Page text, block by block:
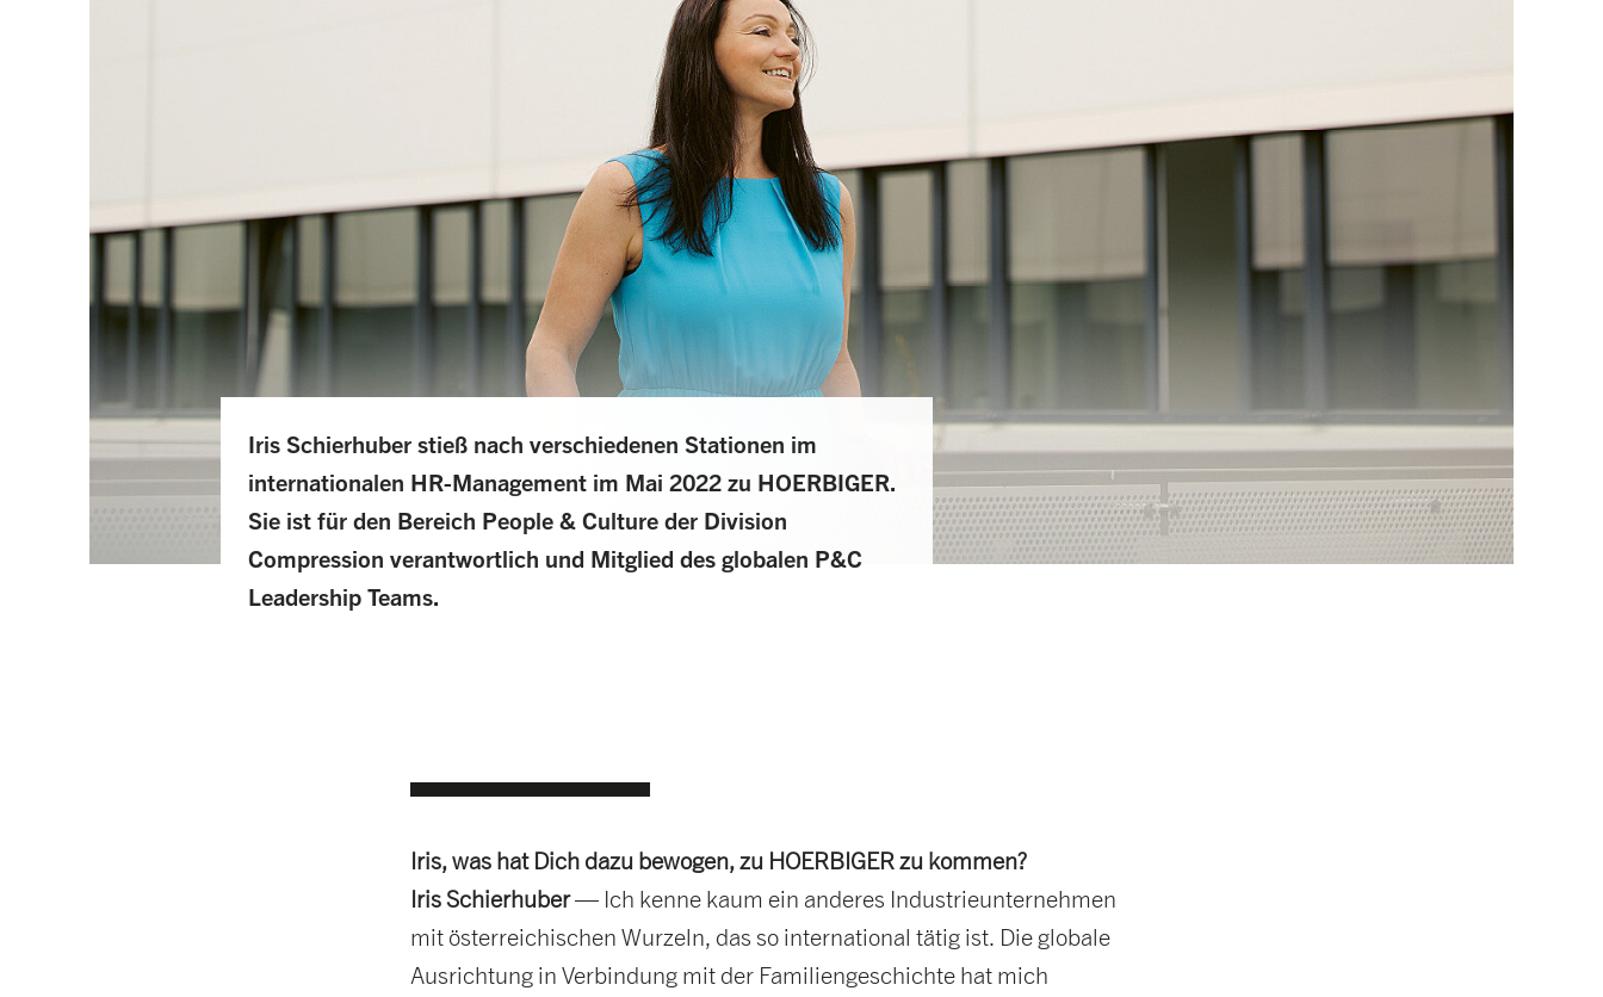
Iris Schierhuber stieß nach verschiedenen Stationen im
internationalen HR-Management im Mai 2022 zu HOERBIGER.
Sie ist für den Bereich People & Culture der Division
Compression verantwortlich und Mitglied des globalen P&C
Leadership Teams.
Iris, was hat Dich dazu bewogen, zu HOERBIGER zu kommen?
Iris Schierhuber— Ich kenne kaum ein anderes Industrieunternehmen
mit österreichischen Wurzeln, das so international tätig ist. Die globale
Ausrichtung in Verbindung mit der Familiengeschichte hat mich